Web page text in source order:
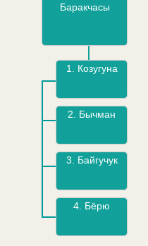
Баракчасы
1. Козугуна
2. Бычман
3. Байгучук
4. Бёрю